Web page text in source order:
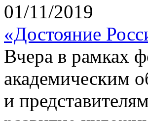
01/11/2019
«Достояние
Вчера в рамках
академическим
и